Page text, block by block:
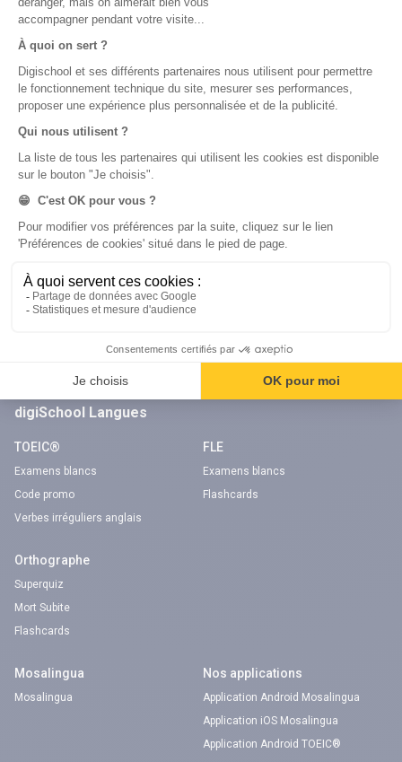
Notre chaîne Youtube
Chaîne Youtube Orientation
digiSchool Code
Réserver une session
Code gratuit
Code bateau
Séries d’entraînement
Application Android Code de la route
Chaîne Youtube Code de la route
digiSchool Langues
TOEIC®
Examens blancs
Code promo
Verbes irréguliers anglais
FLE
Examens blancs
Flashcards
Orthographe
Superquiz
Mort Subite
Flashcards
Mosalingua
Mosalingua
Nos applications
Application Android Mosalingua
Application iOS Mosalingua
Application Android TOEIC®